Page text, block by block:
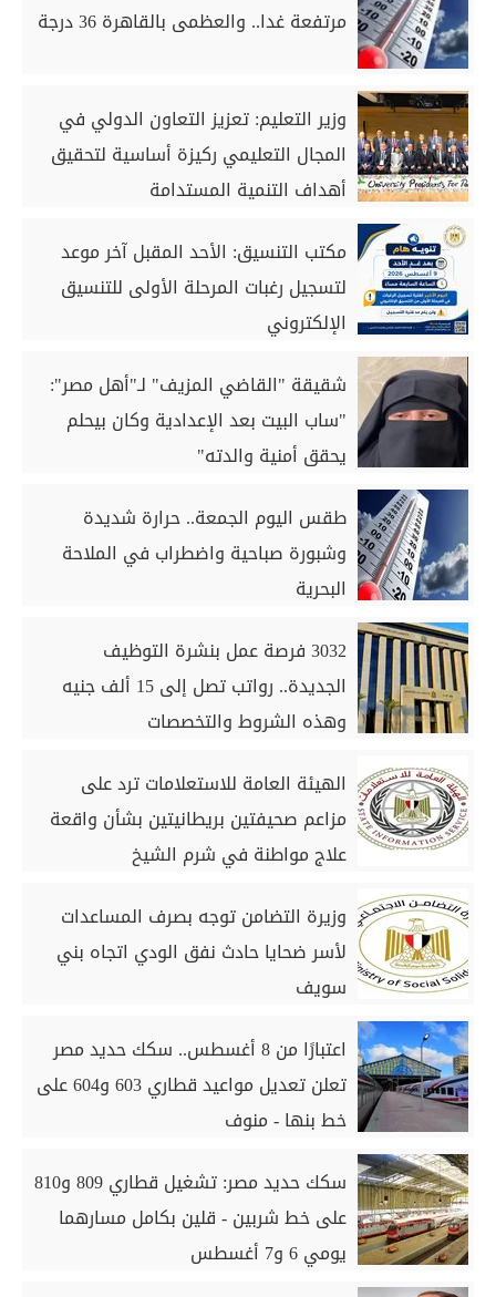
مرتفعة غدا.. والعظمى بالقاهرة 36 درجة
وزير التعليم: تعزيز التعاون الدولي في
المجال التعليمي ركيزة أساسية لتحقيق
أهداف التنمية المستدامة
مكتب التنسيق: الأحد المقبل آخر موعد
لتسجيل رغبات المرحلة الأولى للتنسيق
الإلكتروني
شقيقة "القاضي المزيف" لـ"أهل مصر":
"ساب البيت بعد الإعدادية وكان بيحلم
يحقق أمنية والدته"
طقس اليوم الجمعة.. حرارة شديدة
وشبورة صباحية واضطراب في الملاحة
البحرية
3032 فرصة عمل بنشرة التوظيف
الجديدة.. رواتب تصل إلى 15 ألف جنيه
وهذه الشروط والتخصصات
الهيئة العامة للاستعلامات ترد على
مزاعم صحيفتين بريطانيتين بشأن واقعة
علاج مواطنة في شرم الشيخ
وزيرة التضامن توجه بصرف المساعدات
لأسر ضحايا حادث نفق الودي اتجاه بني
سويف
اعتبارًا من 8 أغسطس.. سكك حديد مصر
تعلن تعديل مواعيد قطاري 603 و604 على
خط بنها - منوف
سكك حديد مصر: تشغيل قطاري 809 و810
على خط شربين - قلين بكامل مسارهما
يومي 6 و7 أغسطس